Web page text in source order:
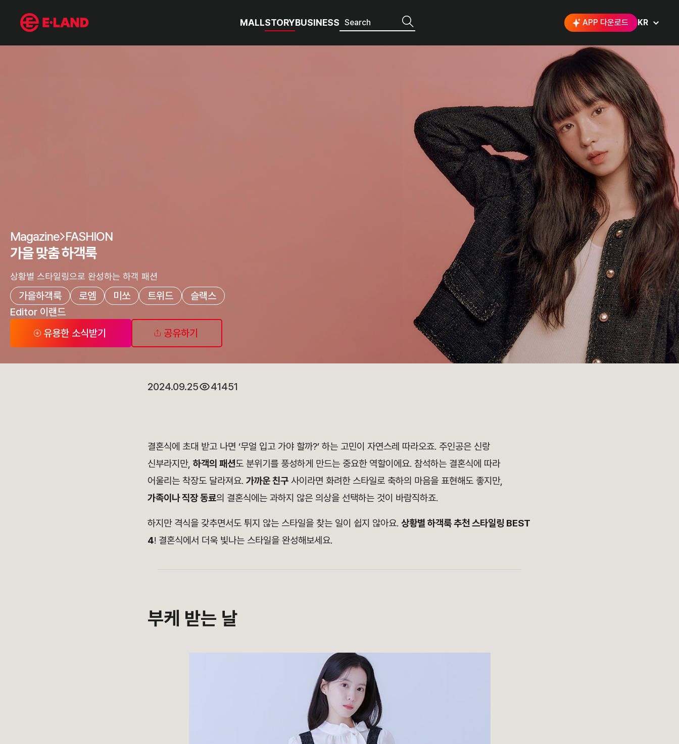
MALLSTORYBUSINESS APP 다운로드 KR
상황별 스타일링으로 완성하는 하객 패션
매거진 상세보기
Magazine FASHION
가을 맞춤 하객룩
상황별 스타일링으로 완성하는 하객 패션
가을하객룩 로엠 미쏘 트위드
슬랙스
Editor 이랜드
유용한 소식받기
공유하기
2024.09.25 41451
결혼식에 초대 받고 나면 ‘무얼 입고 가야 할까?’ 하는 고민이 자연스레 따라오죠. 주인공은 신랑
신부라지만, 하객의 패션도 분위기를 풍성하게 만드는 중요한 역할이에요. 참석하는 결혼식에 따라
어울리는 착장도 달라져요. 가까운 친구 사이라면 화려한 스타일로 축하의 마음을 표현해도 좋지만,
가족이나 직장 동료의 결혼식에는 과하지 않은 의상을 선택하는 것이 바람직하죠.
하지만 격식을 갖추면서도 튀지 않는 스타일을 찾는 일이 쉽지 않아요. 상황별 하객룩 추천 스타일링 BEST
4! 결혼식에서 더욱 빛나는 스타일을 완성해보세요.
부케 받는 날